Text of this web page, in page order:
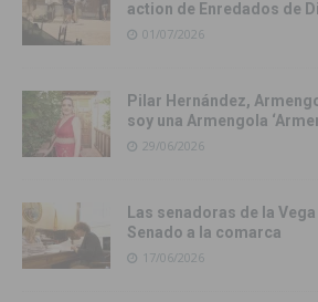
action de Enredados de
01/07/2026
Pilar Hernández,
soy una Armengola
29/06/2026
Las senadoras de la Vega
Senado a la comarca
17/06/2026